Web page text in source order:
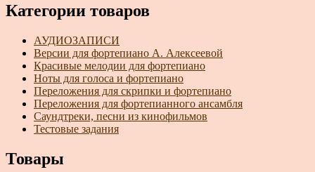
Категории товаров
АУДИОЗАПИСИ
Версии для фортепиано А. Алексеевой
Красивые мелодии для фортепиано
Ноты для голоса и фортепиано
Переложения для скрипки и фортепиано
Переложения для фортепианного ансамбля
Саундтреки, песни из кинофильмов
Тестовые задания
Товары